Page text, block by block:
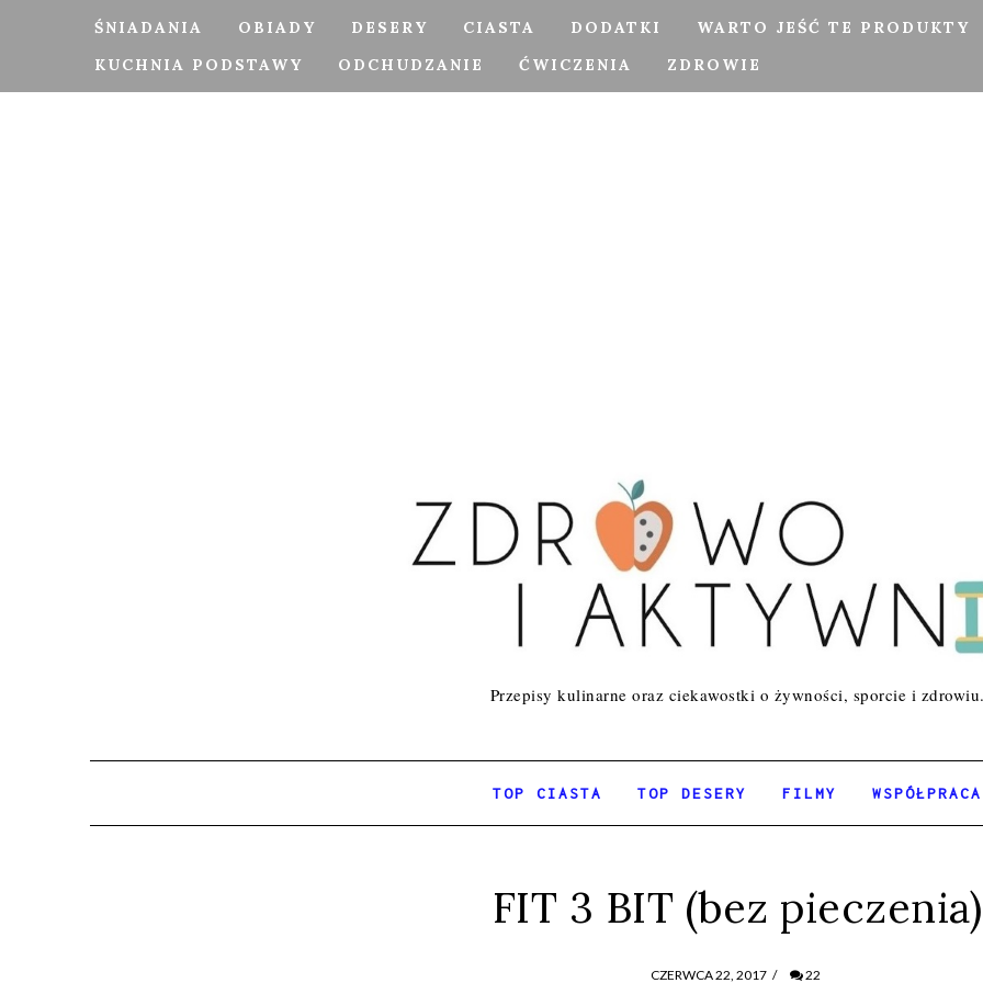
ŚNIADANIA OBIADY DESERY CIASTA DODATKI
WARTO JEŚĆ TE PRODUKTY
KUCHNIA PODSTAWY
ODCHUDZANIE ĆWICZENIA ZDROWIE
Przepisy kulinarne oraz ciekawostki o żywności, sporcie i
TOP CIASTA TOP DESERY FILMY WSPÓŁPRACA
FIT 3 BIT (bez pieczenia)
CZERWCA 22, 2017 / 22